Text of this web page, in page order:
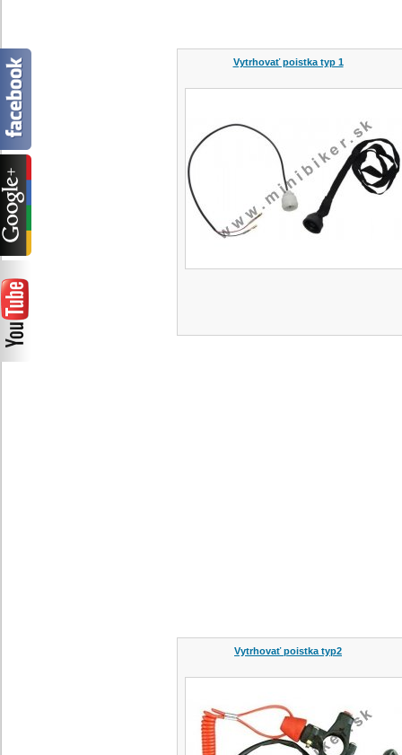
Vytrhovať poistka typ 1
Vytrhovať poistka typ2